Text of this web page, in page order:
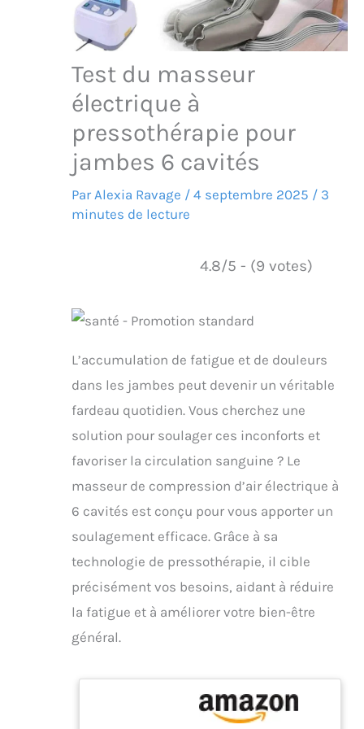
Test du masseur
électrique à
pressothérapie pour
jambes 6 cavités
Par Alexia Ravage / 4 septembre 2025 / 3
minutes de lecture
4.8/5 - (9 votes)
L’accumulation de fatigue et de douleurs
dans les jambes peut devenir un véritable
fardeau quotidien. Vous cherchez une
solution pour soulager ces inconforts et
favoriser la circulation sanguine ? Le
masseur de compression d’air électrique à
6 cavités est conçu pour vous apporter un
soulagement efficace. Grâce à sa
technologie de pressothérapie, il cible
précisément vos besoins, aidant à réduire
la fatigue et à améliorer votre bien-être
général.